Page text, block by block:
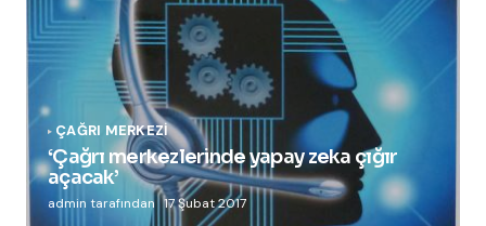
ÇAĞRI MERKEZI
‘Çağrı merkezlerinde yapay zeka çığır
açacak’
admin tarafından 17 Şubat 2017